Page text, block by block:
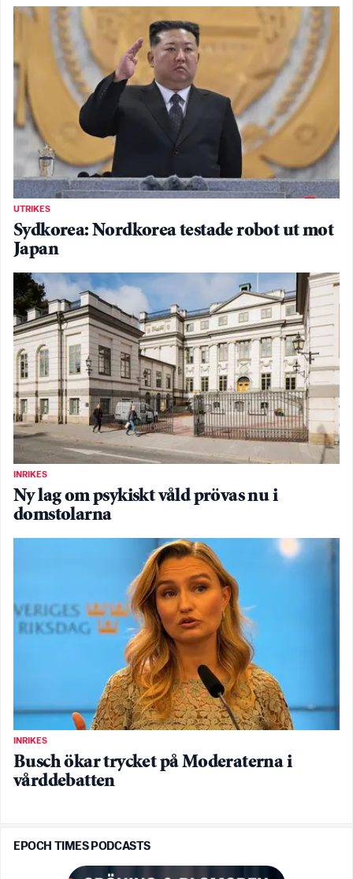
UTRIKES
Sydkorea: Nordkorea testade robot ut mot
Japan
INRIKES
Ny lag om psykiskt våld prövas nu i
domstolarna
INRIKES
Busch ökar trycket på Moderaterna i
vårddebatten
EPOCH TIMES PODCASTS